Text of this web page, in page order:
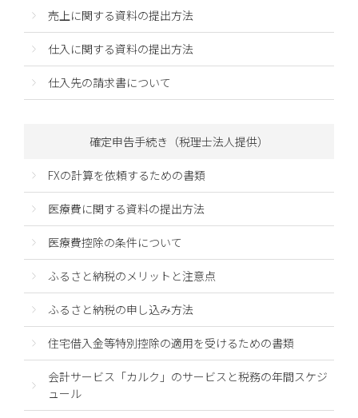
売上に関する資料の提出方法
仕入に関する資料の提出方法
仕入先の請求書について
確定申告手続き（税理士法人提供）
FXの計算を依頼するための書類
医療費に関する資料の提出方法
医療費控除の条件について
ふるさと納税のメリットと注意点
ふるさと納税の申し込み方法
住宅借入金等特別控除の適用を受けるための書類
会計サービス「カルク」のサービスと税務の年間スケジ
ュール